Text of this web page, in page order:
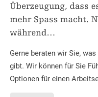
Überzeugung, dass
mehr Spass macht.
während…
Gerne beraten wir Sie,
gibt. Wir können für Sie
Optionen für einen